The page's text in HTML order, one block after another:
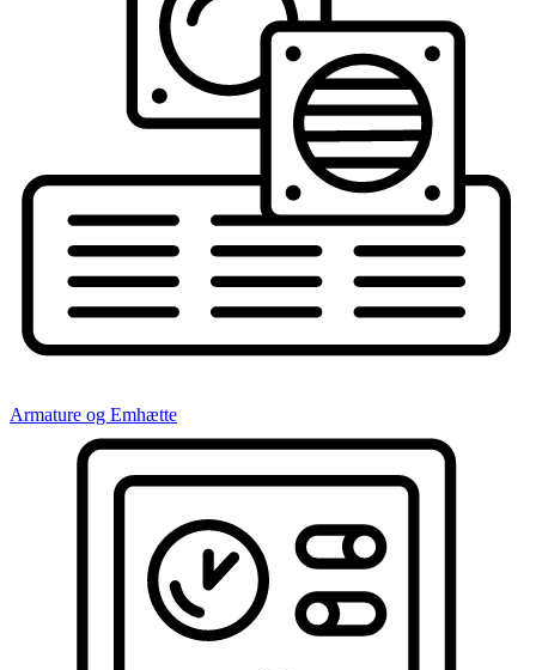
Armature og Emhætte